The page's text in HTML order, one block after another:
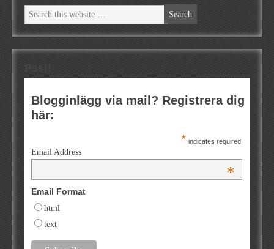
Blogginlägg via mail? Registrera dig
här:
* indicates required
Email Address
*
Email Format
html
text